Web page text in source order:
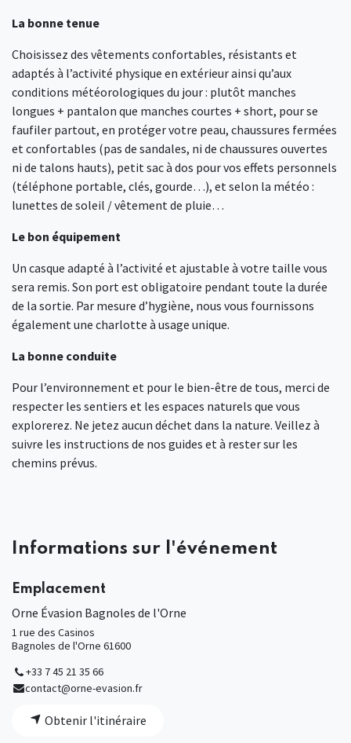
La bonne tenue
Choisissez des vêtements confortables, résistants et
adaptés à l’activité physique en extérieur ainsi qu’aux
conditions météorologiques du jour : plutôt manches
longues + pantalon que manches courtes + short, pour se
faufiler partout, en protéger votre peau, chaussures fermées
et confortables (pas de sandales, ni de chaussures ouvertes
ni de talons hauts), petit sac à dos pour vos effets personnels
(téléphone portable, clés, gourde…), et selon la météo :
lunettes de soleil / vêtement de pluie…
Le bon équipement
Un casque adapté à l’activité et ajustable à votre taille vous
sera remis. Son port est obligatoire pendant toute la durée
de la sortie. Par mesure d’hygiène, nous vous fournissons
également une charlotte à usage unique.
La bonne conduite
Pour l’environnement et pour le bien-être de tous, merci de
respecter les sentiers et les espaces naturels que vous
explorerez. Ne jetez aucun déchet dans la nature. Veillez à
suivre les instructions de nos guides et à rester sur les
chemins prévus.
Informations sur l'événement
Emplacement
Orne Évasion Bagnoles de l'Orne
1 rue des Casinos
Bagnoles de l'Orne 61600
+33 7 45 21 35 66
contact@orne-evasion.fr
Obtenir l'itinéraire